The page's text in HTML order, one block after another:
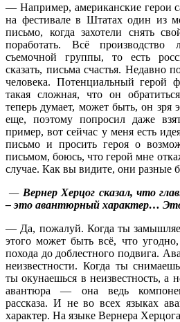
— Например, американские герои
на фестивале в Штатах один из
письмо, когда захотели снять
поработать. Всё
съемочной группы, то есть
сказать, письма счастья. Недавно
человека. Потенциальный герой
такая сложная, что он
теперь думает, может быть, он зря
еще, поэтому попросил даже
пример, вот сейчас у меня есть
письмо и просить героя о
письмом, боюсь, что герой мне
случае. Как вы видите, они разные
—Вернер Херцог сказал, что
– это авантюрный характер…
— Да, пожалуй. Когда ты
этого может быть всё, что
похода до доблестного подвига.
неизвестности. Когда ты
ты окунаешься в неизвестность, а
авантюра — она ведь
рассказа. И не во всех языках
характер. На языке Вернера